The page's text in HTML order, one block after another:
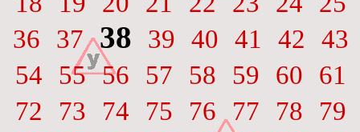
36
37 38 39 40 41 42
43
54
55 56 57 58 59 60
61
72
73 74 75 76 77 78
79